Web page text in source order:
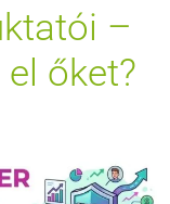
–
őket?